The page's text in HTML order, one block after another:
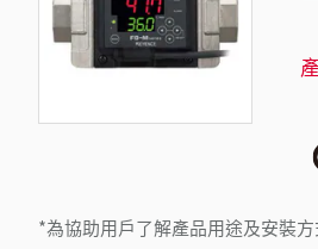
*為協助用戶了解產品用途及安裝